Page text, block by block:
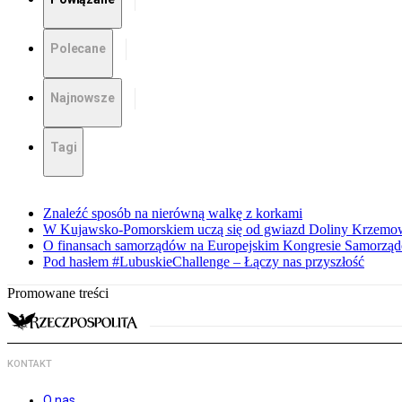
Polecane
Najnowsze
Tagi
Znaleźć sposób na nierówną walkę z korkami
W Kujawsko-Pomorskiem uczą się od gwiazd Doliny
O finansach samorządów na Europejskim Kongresie
Pod hasłem #LubuskieChallenge – Łączy nas przyszłość
Promowane treści
KONTAKT